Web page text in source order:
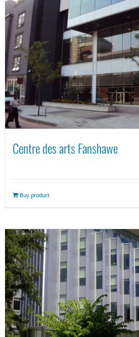
Centre des arts Fanshawe
Buy product